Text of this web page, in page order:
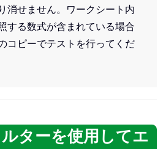
消せません。ワークシート内
する数式が含まれている場合
コピーでテストを行ってくだ
ターを使用してエ